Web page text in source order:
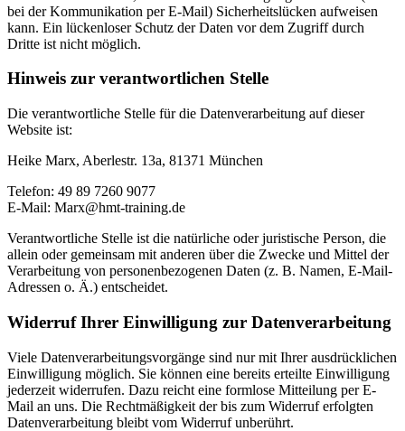
bei der Kommunikation per E-Mail) Sicherheitslücken aufweisen
kann. Ein lückenloser Schutz der Daten vor dem Zugriff durch
Dritte ist nicht möglich.
Hinweis zur verantwortlichen Stelle
Die verantwortliche Stelle für die Datenverarbeitung auf dieser
Website ist:
Heike Marx, Aberlestr. 13a, 81371 München
Telefon: 49 89 7260 9077
E-Mail: Marx@hmt-training.de
Verantwortliche Stelle ist die natürliche oder juristische Person, die
allein oder gemeinsam mit anderen über die Zwecke und Mittel der
Verarbeitung von personenbezogenen Daten (z. B. Namen, E-Mail-
Adressen o. Ä.) entscheidet.
Widerruf Ihrer Einwilligung zur Datenverarbeitung
Viele Datenverarbeitungsvorgänge sind nur mit Ihrer ausdrücklichen
Einwilligung möglich. Sie können eine bereits erteilte Einwilligung
jederzeit widerrufen. Dazu reicht eine formlose Mitteilung per E-
Mail an uns. Die Rechtmäßigkeit der bis zum Widerruf erfolgten
Datenverarbeitung bleibt vom Widerruf unberührt.